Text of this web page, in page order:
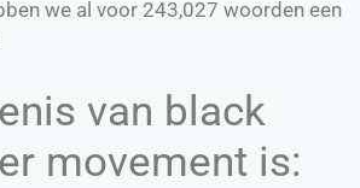
we al voor 243,027 woorden een
van black
movement is: